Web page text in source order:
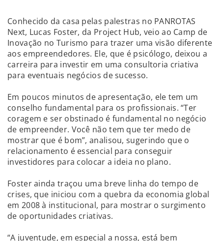
Conhecido da casa pelas palestras no PANROTAS
Next, Lucas Foster, da Project Hub, veio ao Camp de
Inovação no Turismo para trazer uma visão diferente
aos empreendedores. Ele, que é psicólogo, deixou a
carreira para investir em uma consultoria criativa
para eventuais negócios de sucesso.
Em poucos minutos de apresentação, ele tem um
conselho fundamental para os profissionais. “Ter
coragem e ser obstinado é fundamental no negócio
de empreender. Você não tem que ter medo de
mostrar que é bom”, analisou, sugerindo que o
relacionamento é essencial para conseguir
investidores para colocar a ideia no plano.
Foster ainda traçou uma breve linha do tempo de
crises, que iniciou com a quebra da economia global
em 2008 à institucional, para mostrar o surgimento
de oportunidades criativas.
“A juventude, em especial a nossa, está bem